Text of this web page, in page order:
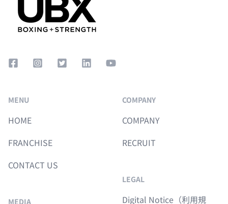
Facebook Square
Instagram Square
Twitter Square
LinkedInYouTube
MENU
HOME
FRANCHISE
CONTACT US
MEDIA
COMPANY
COMPANY
RECRUIT
LEGAL
Digital Notice（利用規